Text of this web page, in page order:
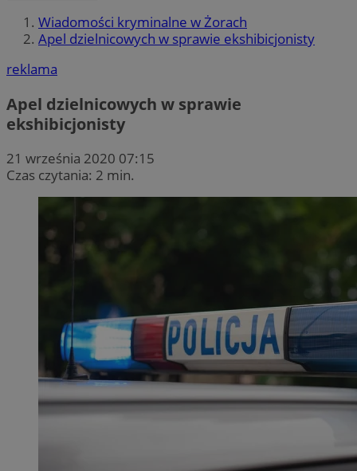
Wiadomości kryminalne w Żorach
Apel dzielnicowych w sprawie ekshibicjonisty
reklama
Apel dzielnicowych w sprawie
ekshibicjonisty
21 września 2020 07:15
Czas czytania: 2 min.